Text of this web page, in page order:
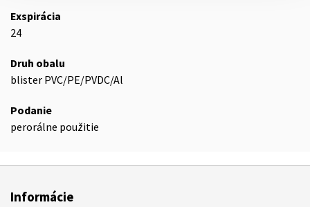
Exspirácia
24
Druh obalu
blister PVC/PE/PVDC/Al
Podanie
perorálne použitie
Informácie